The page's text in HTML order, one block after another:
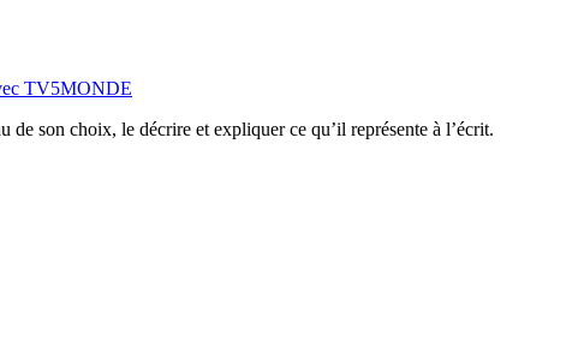
TV5MONDE
son choix, le décrire et expliquer ce qu’il représente à l’écrit.